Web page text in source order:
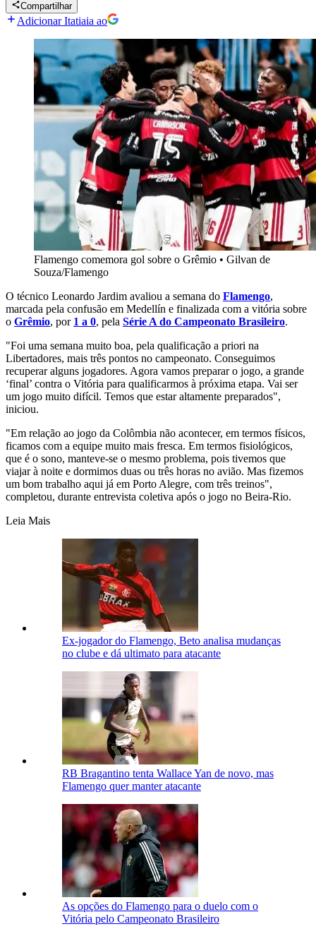
Compartilhar
Adicionar Itatiaia ao
Flamengo comemora gol sobre o Grêmio • Gilvan de
Souza/Flamengo
O técnico Leonardo Jardim avaliou a semana do Flamengo,
marcada pela confusão em Medellín e finalizada com a vitória sobre
o Grêmio, por 1 a 0, pela Série A do Campeonato Brasileiro.
"Foi uma semana muito boa, pela qualificação a priori na
Libertadores, mais três pontos no campeonato. Conseguimos
recuperar alguns jogadores. Agora vamos preparar o jogo, a grande
‘final’ contra o Vitória para qualificarmos à próxima etapa. Vai ser
um jogo muito difícil. Temos que estar altamente preparados",
iniciou.
"Em relação ao jogo da Colômbia não acontecer, em termos físicos,
ficamos com a equipe muito mais fresca. Em termos fisiológicos,
que é o sono, manteve-se o mesmo problema, pois tivemos que
viajar à noite e dormimos duas ou três horas no avião. Mas fizemos
um bom trabalho aqui já em Porto Alegre, com três treinos",
completou, durante entrevista coletiva após o jogo no Beira-Rio.
Leia Mais
Ex-jogador do Flamengo, Beto analisa mudanças
no clube e dá ultimato para atacante
RB Bragantino tenta Wallace Yan de novo, mas
Flamengo quer manter atacante
As opções do Flamengo para o duelo com o
Vitória pelo Campeonato Brasileiro